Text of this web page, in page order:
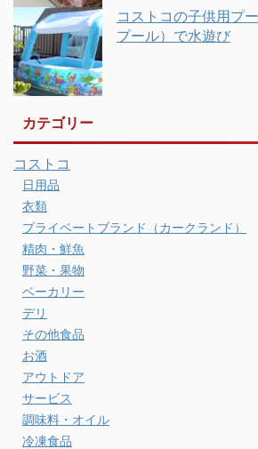
コストコの子供用プ
プール）で水遊び
カテゴリー
コストコ
日用品
衣類
プライベートブランド（カークランド）
精肉・鮮魚
野菜・果物
ベーカリー
デリ
その他食品
お酒
アウトドア
サービス
調味料・オイル
冷凍食品